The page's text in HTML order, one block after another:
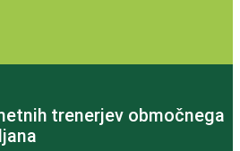
trenerjev območnega